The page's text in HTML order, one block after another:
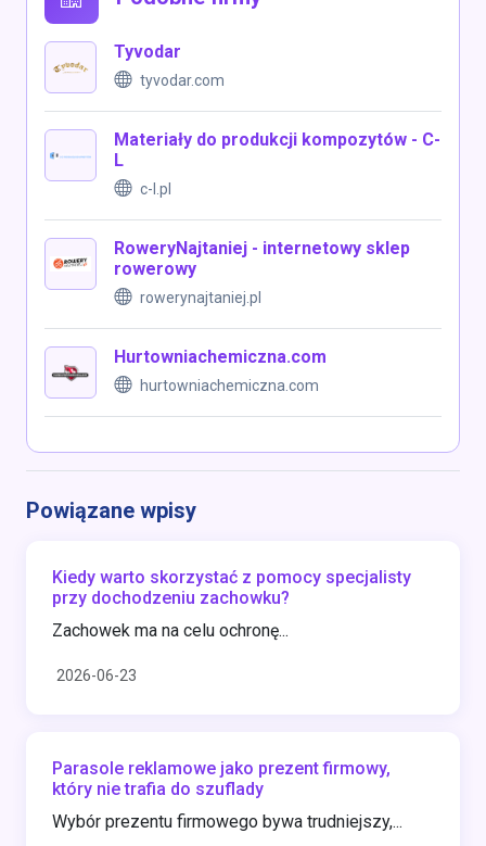
Tyvodar
tyvodar.com
Materiały do produkcji kompozytów - C-
L
c-l.pl
RoweryNajtaniej - internetowy sklep
rowerowy
rowerynajtaniej.pl
Hurtowniachemiczna.com
hurtowniachemiczna.com
Powiązane wpisy
Kiedy warto skorzystać z pomocy specjalisty
przy dochodzeniu zachowku?
Zachowek ma na celu ochronę...
2026-06-23
Parasole reklamowe jako prezent firmowy,
który nie trafia do szuflady
Wybór prezentu firmowego bywa trudniejszy,...